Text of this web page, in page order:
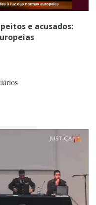
e acusados: